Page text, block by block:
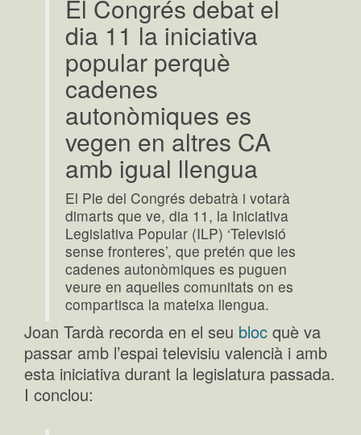
El Congrés debat el
dia 11 la iniciativa
popular perquè
cadenes
autonòmiques es
vegen en altres CA
amb igual llengua
El Ple del Congrés debatrà i votarà
dimarts que ve, dia 11, la Iniciativa
Legislativa Popular (ILP) ‘Televisió
sense fronteres’, que pretén que les
cadenes autonòmiques es puguen
veure en aquelles comunitats on es
compartisca la mateixa llengua.
Joan Tardà recorda en el seu bloc què va
passar amb l’espai televisiu valencià i amb
esta iniciativa durant la legislatura passada.
I conclou: